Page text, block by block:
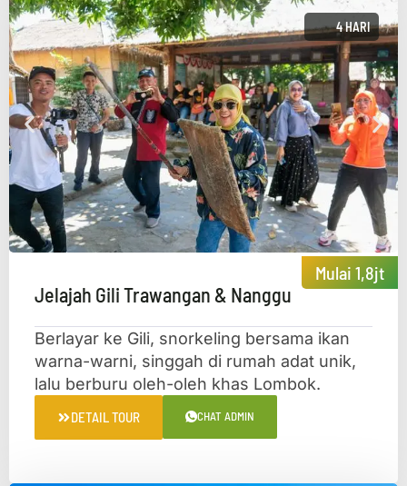
4 HARI
Mulai 1,8jt
Jelajah Gili Trawangan & Nanggu
Berlayar ke Gili, snorkeling bersama ikan
warna-warni, singgah di rumah adat unik,
lalu berburu oleh-oleh khas Lombok.
DETAIL TOUR CHAT ADMIN